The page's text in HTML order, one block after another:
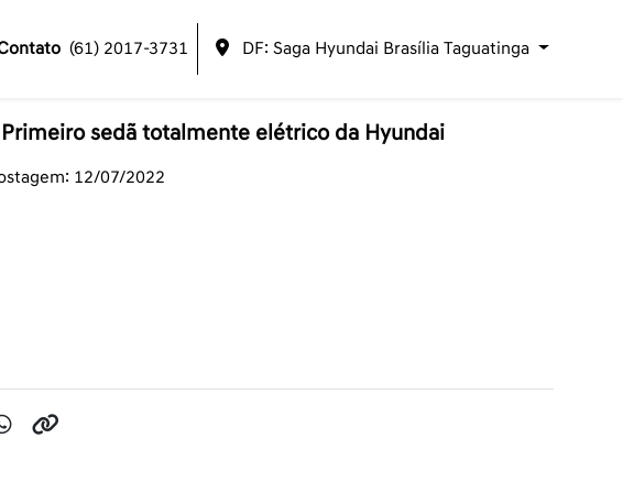
(61) 2017-3731 DF: Saga Hyundai Brasília Taguatinga
sedã totalmente elétrico da Hyundai
12/07/2022